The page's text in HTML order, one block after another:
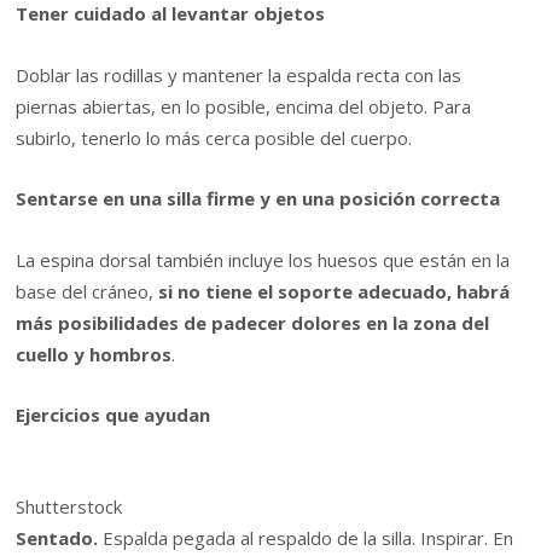
Tener cuidado al levantar objetos
Doblar las rodillas y mantener la espalda recta con las
piernas abiertas, en lo posible, encima del objeto. Para
subirlo, tenerlo lo más cerca posible del cuerpo.
Sentarse en una silla firme y en una posición correcta
La espina dorsal también incluye los huesos que están en la
base del cráneo, si no tiene el soporte adecuado, habrá
más posibilidades de padecer dolores en la zona del
cuello y hombros.
Ejercicios que ayudan
Shutterstock
Sentado. Espalda pegada al respaldo de la silla. Inspirar. En